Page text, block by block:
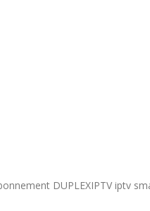
DUPLEXIPTV iptv